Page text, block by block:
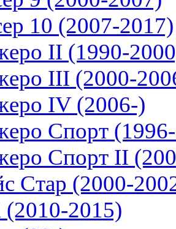
10 (2007-2017)
II (1990-
III (2000-
IV (2006-)
Спорт
Спорт II
Стар (2000-
2015)